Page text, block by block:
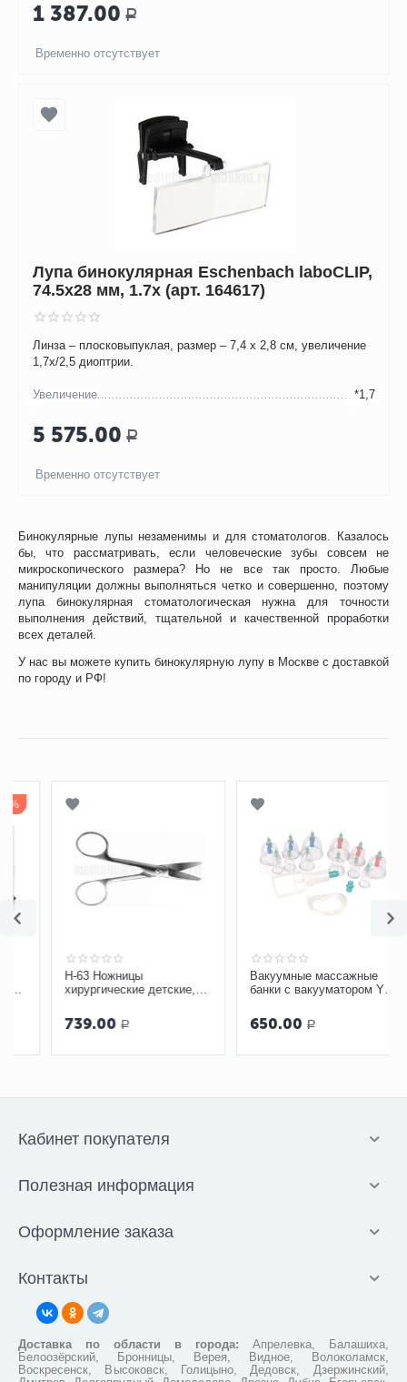
Бинокулярные лупы незаменимы и для стоматологов. Казалось
бы, что рассматривать, если человеческие зубы совсем не
микроскопического размера? Но не все так просто. Любые
манипуляции должны выполняться четко и совершенно, поэтому
лупа бинокулярная стоматологическая нужна для точности
выполнения действий, тщательной и качественной проработки
всех деталей.
У нас вы можете купить бинокулярную лупу в Москве с доставкой
по городу и РФ!
1 387.00 Р
Временно отсутствует
Лупа бинокулярная Eschenbach laboCLIP,
74.5х28 мм, 1.7х (арт. 164617)
Линза – плосковыпуклая, размер – 7,4 х 2,8 см, увеличение
1,7х/2,5 диоптрии.
Увеличение *1,7
5 575.00 Р
Временно отсутствует
Н-63 Ножницы
хирургические детские,
739.00 Р
Вакуумные массажные
банки с вакууматором YS-
650.00 Р
Кабинет покупателя
Полезная информация
Оформление заказа
Контакты
Доставка по области в города: Апрелевка, Балашиха,
Белоозёрский, Бронницы, Верея, Видное, Волоколамск,
Воскресенск, Высоковск, Голицыно, Дедовск, Дзержинский,